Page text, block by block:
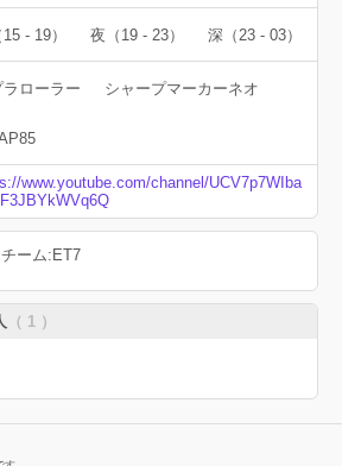
- 19） 夜（19 - 23） 深（23 - 03）
ラローラー シャープマーカーネオ
www.youtube.com/channel/UCV7p7WIba
ーム:ET7
（ 1 ）